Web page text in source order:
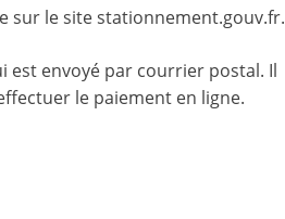
sur le sitestationnement.gouv.fr.
est envoyé par courrier postal. Il
le paiement en ligne.